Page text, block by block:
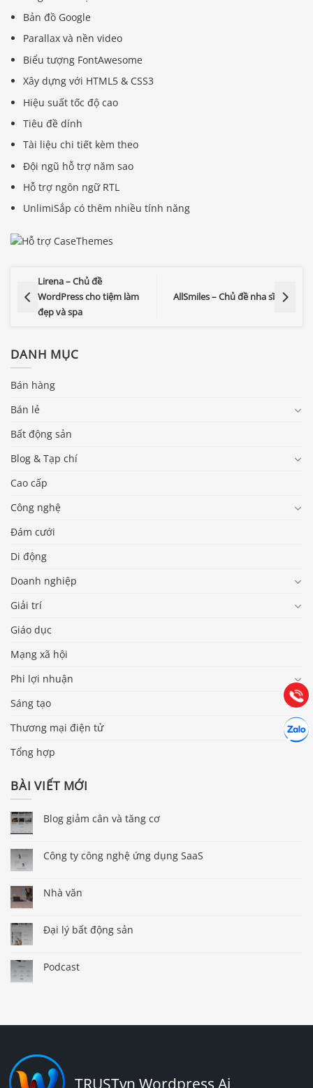
Bản đồ Google
Parallax và nền video
Biểu tượng FontAwesome
Xây dựng với HTML5 & CSS3
Hiệu suất tốc độ cao
Tiêu đề dính
Tài liệu chi tiết kèm theo
Đội ngũ hỗ trợ năm sao
Hỗ trợ ngôn ngữ RTL
UnlimiSắp có thêm nhiều tính năng
Lirena – Chủ đề
WordPress cho tiệm làm
đẹp và spa
AllSmiles – Chủ đề nha sĩ
DANH MỤC
Bán hàng
Bán lẻ
Bất động sản
Blog & Tạp chí
Cao cấp
Công nghệ
Đám cưới
Di động
Doanh nghiệp
Giải trí
Giáo dục
Mạng xã hội
Phi lợi nhuận
Sáng tạo
Thương mại điện tử
Tổng hợp
BÀI VIẾT MỚI
Blog giảm cân và tăng cơ
Công ty công nghệ ứng dụng SaaS
Nhà văn
Đại lý bất động sản
Podcast
TRUSTvn Wordpress Ai
Gọi
(028) 22.166.144
Chát